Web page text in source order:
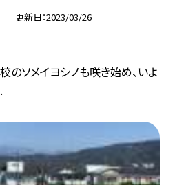
更新日 2023/03/26
のソメイヨシノも咲き始め、いよ